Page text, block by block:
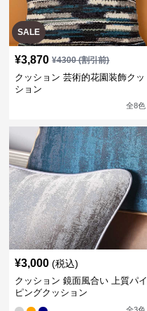
SALE
¥3,870 ¥4300(割引前)
クッション 芸術的花園装飾クッ
ション
全8色
¥3,000 (税込)
クッション 鏡面風合い 上質パイ
ピングクッション